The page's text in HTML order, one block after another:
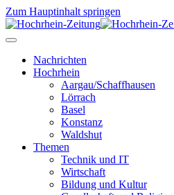
Zum Hauptinhalt springen
Nachrichten
Hochrhein
Aargau/Schaffhausen
Lörrach
Basel
Konstanz
Waldshut
Themen
Technik und IT
Wirtschaft
Bildung und Kultur